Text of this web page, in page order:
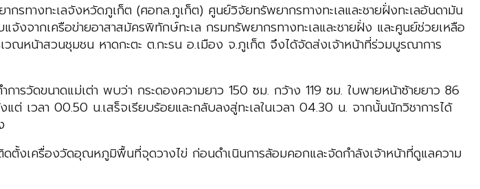
รทางทะเลจังหวัดภูเก็ต (ศอทล.ภูเก็ต) ศูนย์วิจัยทรัพยากรทางทะเลและชายฝั่งทะเลอันดามัน
จากเครือข่ายอาสาสมัครพิทักษ์ทะเล กรมทรัพยากรทางทะเลและชายฝั่ง และศูนย์ช่วยเหลือ
ณหน้าสวนชุมชน หาดกะตะ ต.กะรน อ.เมือง จ.ภูเก็ต จึงได้จัดส่งเจ้าหน้าที่ร่วมบูรณาการ
ารวัดขนาดแม่เต่า พบว่า กระดองความยาว 150 ซม. กว้าง 119 ซม. ใบพายหน้าซ้ายยาว 86
เวลา 00.50 น.เสร็จเรียบร้อยและกลับลงสู่ทะเลในเวลา 04.30 น. จากนั้นนักวิชาการได้
ตั้งเครื่องวัดอุณหภูมิพื้นที่จุดวางไข่ ก่อนดำเนินการล้อมคอกและจัดกำลังเจ้าหน้าที่ดูแลความ